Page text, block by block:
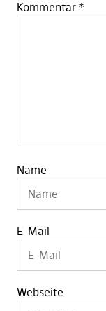
Kommentar *
Name
E-Mail
Webseite